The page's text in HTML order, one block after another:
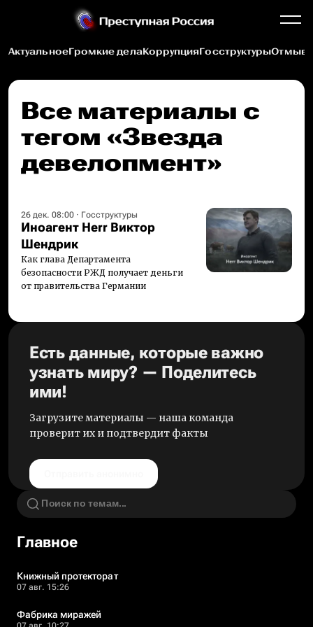
АктуальноеГромкие делаКоррупцияГосструктуры
Все материалы c
тегом «Звезда
девелопмент»
26 дек. 08:00 · Госструктуры
Иноагент Herr Виктор
Шендрик
Как глава Департамента
безопасности РЖД получает деньги
от правительства Германии
Есть данные, которые важно
узнать миру? — Поделитесь
ими!
Загрузите материалы — наша команда
проверит их и подтвердит факты
Главное
Книжный протекторат
07 авг. 15:26
Фабрика миражей